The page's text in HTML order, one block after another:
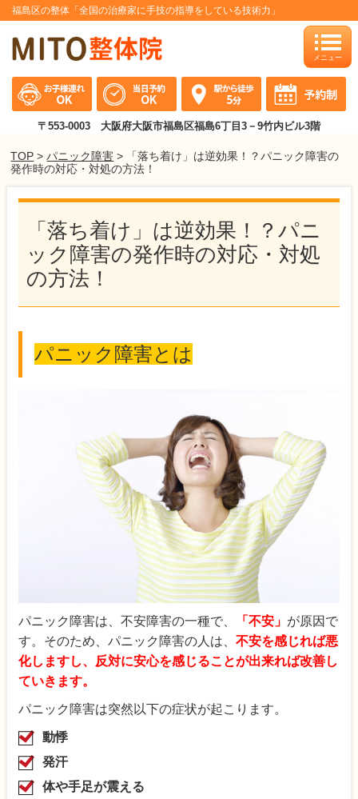
福島区の整体「全国の治療家に手技の指導をしている技術力」
〒553-0003 大阪府大阪市福島区福島6丁目3－9竹内ビル3階
toggle
TOP >パニック障害 > 「落ち着け」は逆効果！？パニック障害の
発作時の対応・対処の方法！
「落ち着け」は逆効果！？パニ
ック障害の発作時の対応・対処
の方法！
パニック障害とは
パニック障害は、不安障害の一種で、 「不安」 が原因で
す。そのため、パニック障害の人は、不安を感じれば悪
化しますし、反対に安心を感じることが出来れば改善し
ていきます。
パニック障害は突然以下の症状が起こります。
動悸
発汗
体や手足が震える